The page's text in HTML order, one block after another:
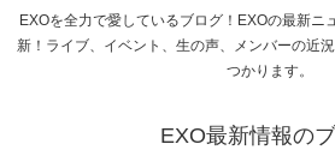
EXOを全力で愛しているブログ！EXOの最新ニ
新！ライブ、イベント、生の声、メンバーの近
つかります。
EXO最新情報の